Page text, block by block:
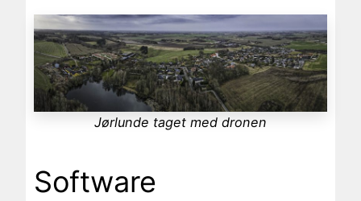
Jørlunde taget med dronen
Software